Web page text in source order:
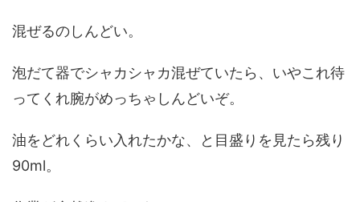
混ぜるのしんどい。
泡だて器でシャカシャカ混ぜていたら、いやこれ待
ってくれ腕がめっちゃしんどいぞ。
油をどれくらい入れたかな、と目盛りを見たら残り
90ml。